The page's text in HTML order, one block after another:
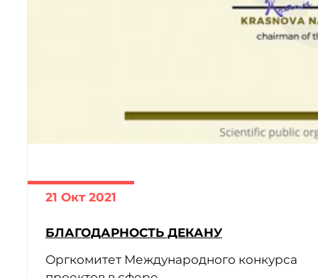
ЧИТАТЬ ДАЛЕЕ
21 Окт 2021
БЛАГОДАРНОСТЬ ДЕКАНУ
Оргкомитет Международного конкурса